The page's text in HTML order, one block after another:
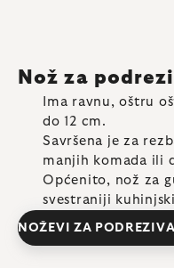
Nož za
Ima ravnu, oštru
do 12 cm.
Savršena je za
manjih komada ili
Općenito, nož za
svestraniji
NOŽEVI ZA